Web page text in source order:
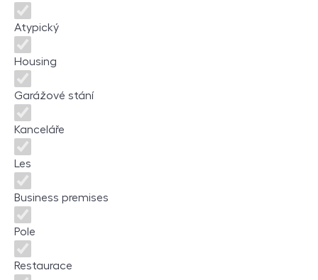
Atypický
Housing
Garážové stání
Kanceláře
Les
Business premises
Pole
Restaurace